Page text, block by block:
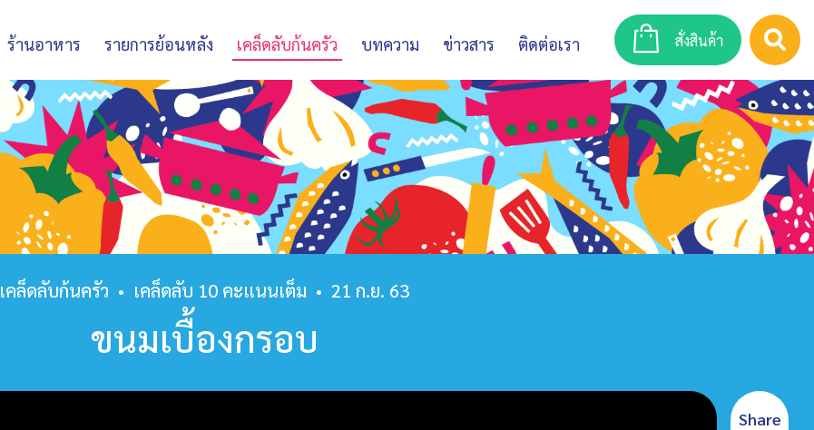
ร้านอาหาร รายการย้อนหลัง เคล็ดลับก้นครัว บทความ ข่าวสาร ติดต่อเรา สั่งสินค้า
เคล็ดลับก้นครัว • เคล็ดลับ 10 คะแนนเต็ม • 21 ก.ย. 63
ขนมเบื้องกรอบ
Share